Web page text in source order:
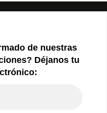
de nuestras
Déjanos tu